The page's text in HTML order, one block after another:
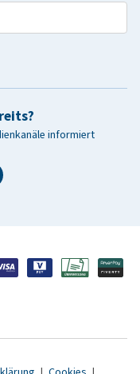
informiert